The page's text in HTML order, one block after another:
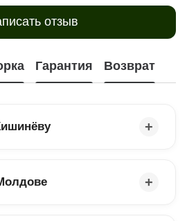
отзыв
Гарантия Возврат